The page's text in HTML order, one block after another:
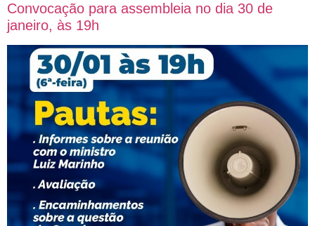
Convocação para assembleia no dia 30 de
janeiro, às 19h